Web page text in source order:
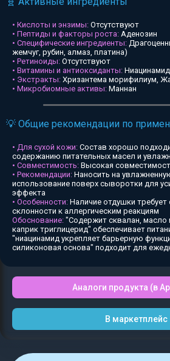
• Кислоты и энзимы: Отсутствуют
• Пептиды и факторы роста: Аденозин
• Специфические ингредиенты:
жемчуг, рубин, алмаз, платина)
• Ретиноиды: Отсутствуют
• Витамины и антиоксиданты:
• Экстракты: Хризантема морифилиум,
• Микробиомные активы: Маннан
💡 Общие рекомендации по
• Для сухой кожи: Состав хорошо
содержанию питательных масел и
• Совместимость: Высокая
• Рекомендации: Наносить на
использование поверх сыворотки для
эффекта
• Особенности: Наличие отдушки
склонности к аллергическим реакциям
Обоснование: "Содержит сквалан, масло
каприк триглицерид" обеспечивает
"ниацинамид укрепляет барьерную
силиконовая основа" подходит для
Аналоги продукта (в
В маркетплейс